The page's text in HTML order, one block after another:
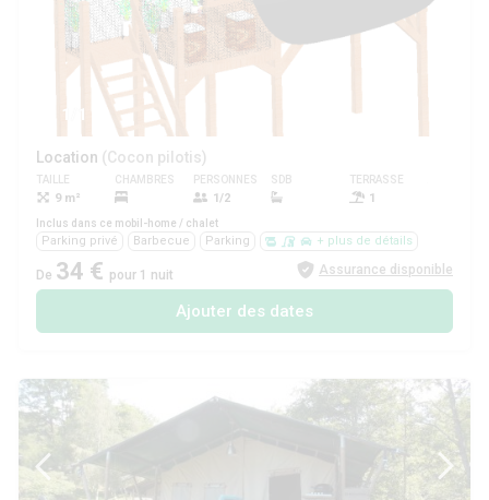
1/1
Location (Cocon pilotis)
TAILLE
9 m²
CHAMBRES PERSONNES
1/2
SDB TERRASSE
1
Inclus dans ce mobil-home / chalet
Parking privé Barbecue Parking + plus de détails
De 34 € pour 1 nuit Assurance disponible
Ajouter des dates